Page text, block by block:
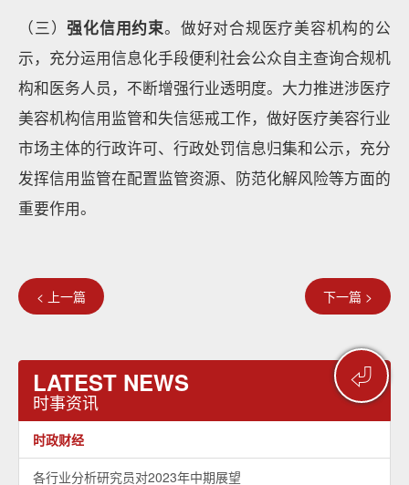
⏎
（三）强化信用约束。做好对合规医疗美容机构的公
示，充分运用信息化手段便利社会公众自主查询合规机
构和医务人员，不断增强行业透明度。大力推进涉医疗
美容机构信用监管和失信惩戒工作，做好医疗美容行业
市场主体的行政许可、行政处罚信息归集和公示，充分
发挥信用监管在配置监管资源、防范化解风险等方面的
重要作用。
< 上一篇 下一篇 >
LATEST NEWS
时事资讯
时政财经
各行业分析研究员对2023年中期展望